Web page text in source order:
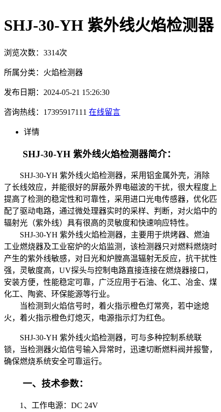
SHJ-30-YH 紫外线火焰检测器
浏览次数：3314次
所属分类：火焰检测器
发布日期：2024-05-21 15:26:30
咨询热线：17395917111 在线留言
详情
SHJ-30-YH 紫外线火焰检测器简介：
SHJ-30-YH 紫外线火焰检测器，采用铝金属外壳，消除
了长线效应，并能很好的屏蔽外界电磁波的干扰，很大程度上
提高了检测的稳定性和可靠性，采用进口光电传感器，优化匹
配了驱动电路，通过微处理器实时的采样、判断，对火焰中的
辐射光（紫外线）具有很高的灵敏度和快速响应特性。
SHJ-30-YH 紫外线火焰检测器，主要用于烘烤器、燃油
工业燃烧器及工业窑炉的火焰监测，该检测器只对燃料燃烧时
产生的紫外线敏感，对日光和炉膛高温辐射无反应，抗干扰性
强，灵敏度高，UV探头与控制电路直接连接在燃烧器接口，
安装方便，性能稳定可靠，广泛应用于石油、化工、冶金、煤
化工、陶瓷、环保能源等行业。
当检测到火焰信号时，着火指示橙色灯常亮，若中途熄
火，着火指示橙色灯熄灭，电源指示灯为红色。
SHJ-30-YH 紫外线火焰检测器，可与多种控制系统联
锁，当检测器火焰信号输入异常时，迅速切断燃料阀并报警，
确保燃烧系统安全可靠运行。
一、技术参数：
1、工作电源：DC 24V